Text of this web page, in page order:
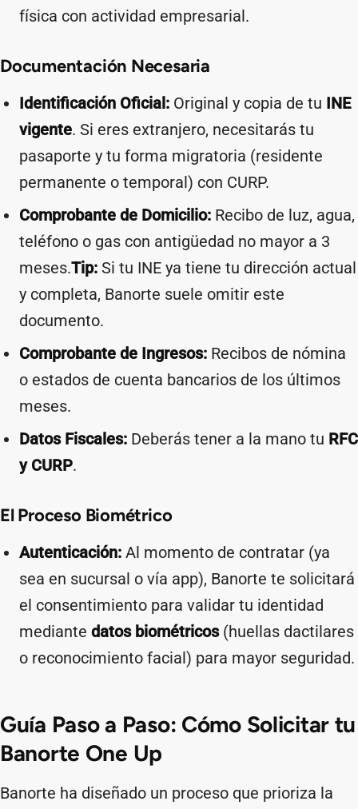
física con actividad empresarial.
Documentación Necesaria
Identificación Oficial: Original y copia de tu INE
vigente. Si eres extranjero, necesitarás tu
pasaporte y tu forma migratoria (residente
permanente o temporal) con CURP.
Comprobante de Domicilio: Recibo de luz, agua,
teléfono o gas con antigüedad no mayor a 3
meses.Tip: Si tu INE ya tiene tu dirección actual
y completa, Banorte suele omitir este
documento.
Comprobante de Ingresos: Recibos de nómina
o estados de cuenta bancarios de los últimos
meses.
Datos Fiscales: Deberás tener a la mano tu RFC
y CURP.
El Proceso Biométrico
Autenticación: Al momento de contratar (ya
sea en sucursal o vía app), Banorte te solicitará
el consentimiento para validar tu identidad
mediante datos biométricos(huellas dactilares
o reconocimiento facial) para mayor seguridad.
Guía Paso a Paso: Cómo Solicitar tu
Banorte One Up
Banorte ha diseñado un proceso que prioriza la